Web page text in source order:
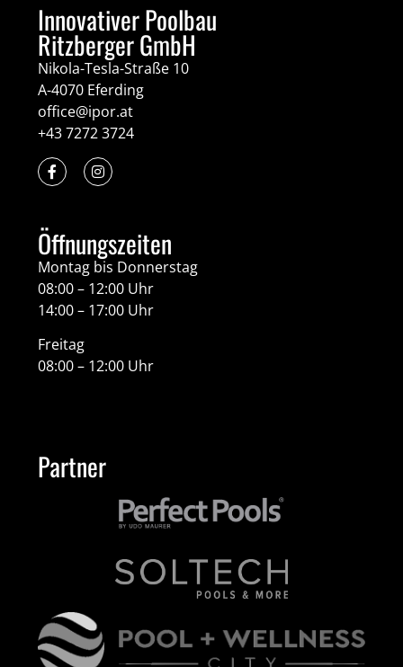
Innovativer Poolbau
Ritzberger GmbH
Nikola-Tesla-Straße 10
A-4070 Eferding
office@ipor.at
+43 7272 3724
Öffnungszeiten
Montag bis Donnerstag
08:00 – 12:00 Uhr
14:00 – 17:00 Uhr
Freitag
08:00 – 12:00 Uhr
Partner